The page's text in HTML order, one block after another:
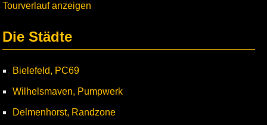
Tourverlauf anzeigen
Die Städte
Bielefeld, PC69
Wilhelsmaven, Pumpwerk
Delmenhorst, Randzone